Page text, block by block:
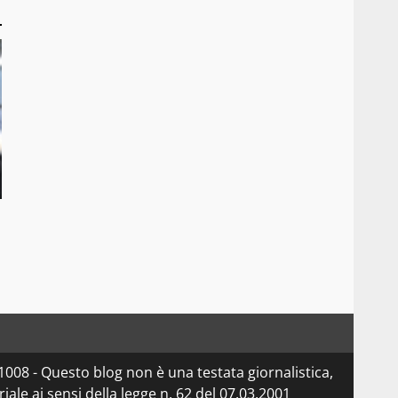
- Questo blog non è una testata giornalistica,
ai sensi della legge n. 62 del 07.03.2001